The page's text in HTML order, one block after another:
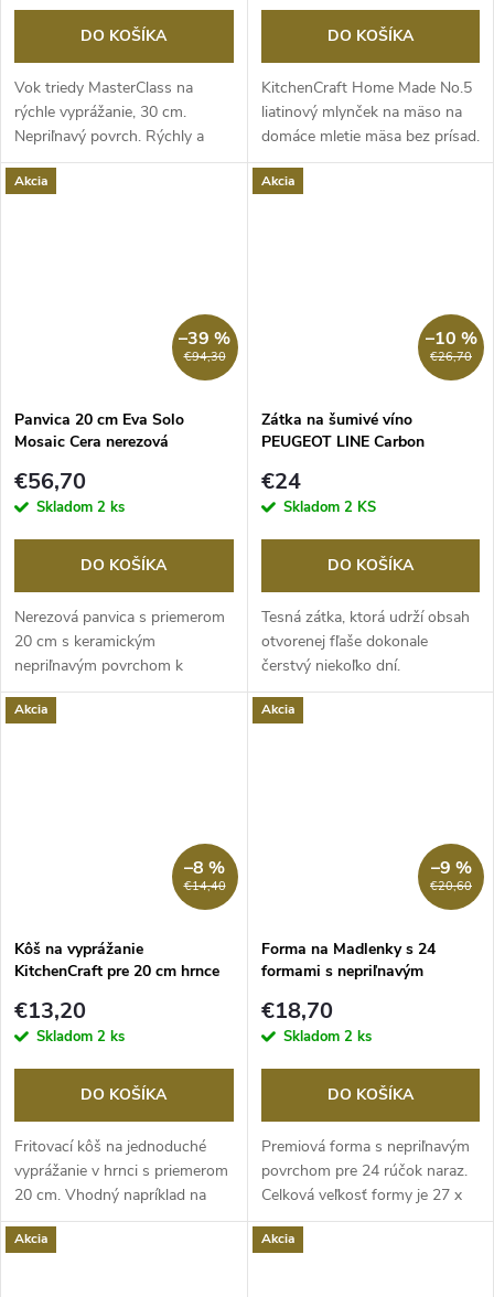
DO KOŠÍKA
Vok triedy MasterClass na
rýchle vyprážanie, 30 cm.
Nepriľnavý povrch. Rýchly a
rovnomerný ohrev....
DO KOŠÍKA
KitchenCraft Home Made No.5
liatinový mlynček na mäso na
domáce mletie mäsa bez prísad.
3 mlecie...
Akcia
€94,30
–39 %
Panvica 20 cm Eva Solo
Mosaic Cera nerezová
€56,70
Skladom 2 ks
DO KOŠÍKA
Nerezová panvica s priemerom
20 cm s keramickým
nepriľnavým povrchom k
mozaikovej štruktúre pre...
Akcia
€26,70
–10 %
Zátka na šumivé víno
PEUGEOT LINE Carbon
€24
Skladom 2 KS
DO KOŠÍKA
Tesná zátka, ktorá udrží obsah
otvorenej fľaše dokonale
čerstvý niekoľko dní.
Akcia
€14,40
–8 %
Kôš na vyprážanie
KitchenCraft pre 20 cm hrnce
€13,20
Skladom 2 ks
DO KOŠÍKA
Fritovací kôš na jednoduché
vyprážanie v hrnci s priemerom
20 cm. Vhodný napríklad na
domáce...
Akcia
€20,60
–9 %
Forma na Madlenky s 24
formami s nepriľnavým
€18,70
Skladom 2 ks
DO KOŠÍKA
Premiová forma s nepriľnavým
povrchom pre 24 rúčok naraz.
Celková veľkosť formy je 27 x
21 cm, na...
Akcia Akcia